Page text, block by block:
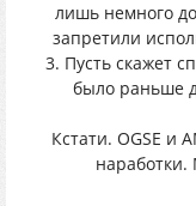
лишь немного
запретили
3. Пусть скажет
было раньше
Кстати. OGSE и